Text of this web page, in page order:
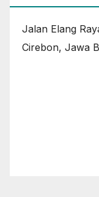
Jalan Elang
Cirebon, Jawa